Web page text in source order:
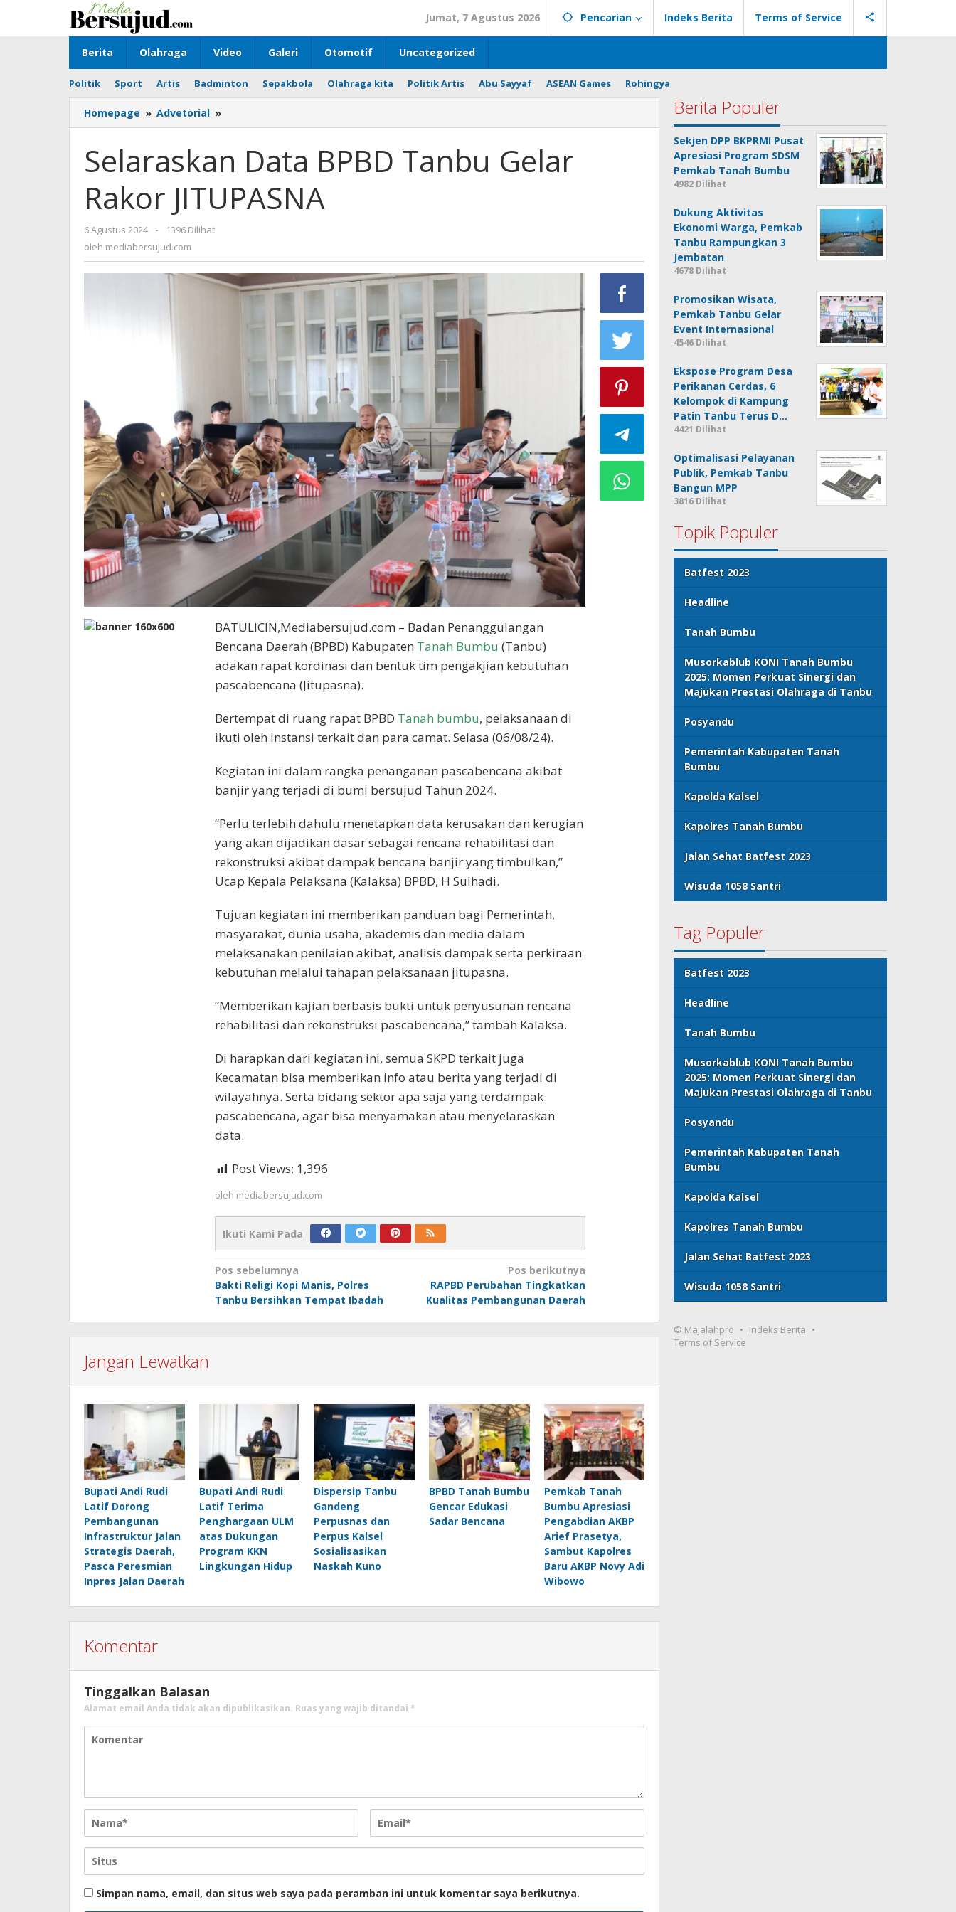
konten
Jumat, 7 Agustus 2026 Pencarian Indeks Berita Terms of Service
Berita Olahraga Video Galeri Otomotif Uncategorized
Politik Sport Artis Badminton Sepakbola Olahraga kita Politik Artis Abu Sayyaf ASEAN Games Rohingya
Homepage » Advetorial »
Data
Tanbu
Gelar
Rakor
JITUPASNA
Selaraskan Data BPBD Tanbu Gelar
Rakor JITUPASNA
6 Agustus 2024
oleh
mediabersujud.com
-
1396 Dilihat
oleh mediabersujud.com
BATULICIN,Mediabersujud.com – Badan Penanggulangan
Bencana Daerah (BPBD) Kabupaten Tanah Bumbu (Tanbu)
adakan rapat kordinasi dan bentuk tim pengakjian kebutuhan
pascabencana (Jitupasna).
Bertempat di ruang rapat BPBD Tanah bumbu, pelaksanaan di
ikuti oleh instansi terkait dan para camat. Selasa (06/08/24).
Kegiatan ini dalam rangka penanganan pascabencana akibat
banjir yang terjadi di bumi bersujud Tahun 2024.
“Perlu terlebih dahulu menetapkan data kerusakan dan kerugian
yang akan dijadikan dasar sebagai rencana rehabilitasi dan
rekonstruksi akibat dampak bencana banjir yang timbulkan,”
Ucap Kepala Pelaksana (Kalaksa) BPBD, H Sulhadi.
Tujuan kegiatan ini memberikan panduan bagi Pemerintah,
masyarakat, dunia usaha, akademis dan media dalam
melaksanakan penilaian akibat, analisis dampak serta perkiraan
kebutuhan melalui tahapan pelaksanaan jitupasna.
“Memberikan kajian berbasis bukti untuk penyusunan rencana
rehabilitasi dan rekonstruksi pascabencana,” tambah Kalaksa.
Di harapkan dari kegiatan ini, semua SKPD terkait juga
Kecamatan bisa memberikan info atau berita yang terjadi di
wilayahnya. Serta bidang sektor apa saja yang terdampak
pascabencana, agar bisa menyamakan atau menyelaraskan
data.
Post Views: 1,396
oleh mediabersujud.com
Ikuti Kami Pada
Navigasi
pos
Pos sebelumnya
Bakti Religi Kopi Manis, Polres
Tanbu Bersihkan Tempat Ibadah
Pos berikutnya
RAPBD Perubahan Tingkatkan
Kualitas Pembangunan Daerah
Jangan Lewatkan
Bupati Andi Rudi
Latif Dorong
Pembangunan
Infrastruktur Jalan
Strategis Daerah,
Pasca Peresmian
Inpres Jalan Daerah
Bupati Andi Rudi
Latif Terima
Penghargaan ULM
atas Dukungan
Program KKN
Lingkungan Hidup
Dispersip Tanbu
Gandeng
Perpusnas dan
Perpus Kalsel
Sosialisasikan
Naskah Kuno
BPBD Tanah Bumbu
Gencar Edukasi
Sadar Bencana
Pemkab Tanah
Bumbu Apresiasi
Pengabdian AKBP
Arief Prasetya,
Sambut Kapolres
Baru AKBP Novy Adi
Wibowo
Komentar
Tinggalkan Balasan
Alamat email Anda tidak akan dipublikasikan. Ruas yang wajib ditandai *
Simpan nama, email, dan situs web saya pada peramban ini untuk komentar saya berikutnya.
Berita Populer
Sekjen DPP BKPRMI Pusat
Apresiasi Program SDSM
Pemkab Tanah Bumbu
4982 Dilihat
Dukung Aktivitas
Ekonomi Warga, Pemkab
Tanbu Rampungkan 3
Jembatan
4678 Dilihat
Promosikan Wisata,
Pemkab Tanbu Gelar
Event Internasional
4546 Dilihat
Ekspose Program Desa
Perikanan Cerdas, 6
Kelompok di Kampung
Patin Tanbu Terus D…
4421 Dilihat
Optimalisasi Pelayanan
Publik, Pemkab Tanbu
Bangun MPP
3816 Dilihat
Topik Populer
Batfest 2023
Headline
Tanah Bumbu
Musorkablub KONI Tanah Bumbu
2025: Momen Perkuat Sinergi dan
Majukan Prestasi Olahraga di Tanbu
Posyandu
Pemerintah Kabupaten Tanah
Bumbu
Kapolda Kalsel
Kapolres Tanah Bumbu
Jalan Sehat Batfest 2023
Wisuda 1058 Santri
Tag Populer
Batfest 2023
Headline
Tanah Bumbu
Musorkablub KONI Tanah Bumbu
2025: Momen Perkuat Sinergi dan
Majukan Prestasi Olahraga di Tanbu
Posyandu
Pemerintah Kabupaten Tanah
Bumbu
Kapolda Kalsel
Kapolres Tanah Bumbu
Jalan Sehat Batfest 2023
Wisuda 1058 Santri
© Majalahpro
Indeks Berita
Terms of Service